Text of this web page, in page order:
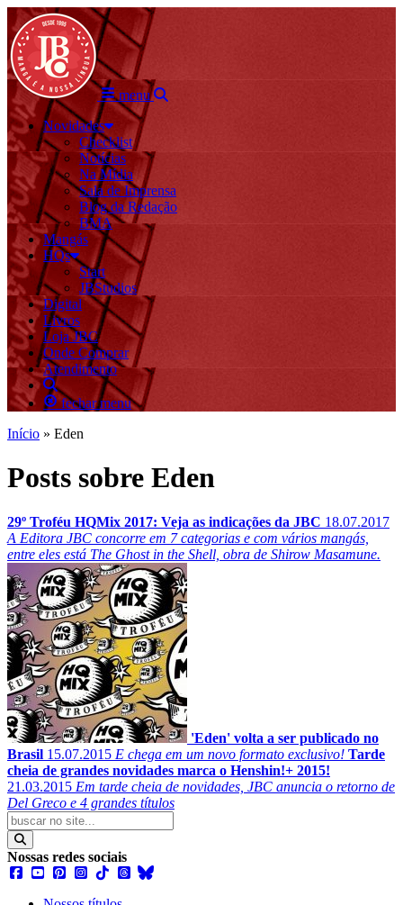
menu
Novidades
Checklist
Notícias
Na Mídia
Sala de Imprensa
Blog da Redação
BMA
Mangás
HQs
Start
JBStudios
Digital
Livros
Loja JBC
Onde Comprar
Atendimento
fechar menu
Início » Eden
Posts sobre Eden
29º Troféu HQMix 2017: Veja as indicações da JBC 18.07.2017
A Editora JBC concorre em 7 categorias e com vários mangás,
entre eles está The Ghost in the Shell, obra de Shirow Masamune.
'Eden' volta a ser publicado no
Brasil 15.07.2015 E chega em um novo formato exclusivo! Tarde
cheia de grandes novidades marca o Henshin!+ 2015!
21.03.2015 Em tarde cheia de novidades, JBC anuncia o retorno de
Del Greco e 4 grandes títulos
Nossas redes sociais